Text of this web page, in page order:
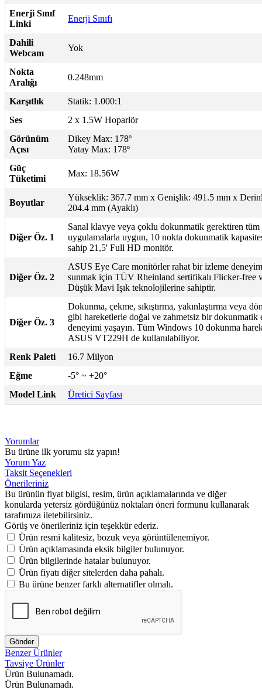
Enerji Sınıf
Linki
Enerji Sınıfı
Dahili
Webcam
Yok
Nokta
Aralığı
0.248mm
Karşıtlık
Statik: 1.000:1
Ses
2 x 1.5W Hoparlör
Görünüm
Açısı
Dikey Max: 178º
Yatay Max: 178º
Güç
Tüketimi
Max: 18.56W
Boyutlar
Yükseklik: 367.7 mm x Genişlik: 491.5 mm x
204.4 mm (Ayaklı)
Diğer Öz. 1
Sanal klavye veya çoklu dokunmatik gerektiren tüm
uygulamalarla uygun, 10 nokta dokunmatik
sahip 21,5' Full HD monitör.
Diğer Öz. 2
ASUS Eye Care monitörler rahat bir izleme
sunmak için TÜV Rheinland sertifikalı Flicker-free
Düşük Mavi Işık teknolojilerine sahiptir.
Diğer Öz. 3
Dokunma, çekme, sıkıştırma, yakınlaştırma veya
gibi hareketlerle doğal ve zahmetsiz bir dokunmatik
deneyimi yaşayın. Tüm Windows 10 dokunma
ASUS VT229H de kullanılabiliyor.
Renk Paleti
16.7 Milyon
Eğme
-5° ~ +20°
Model Link
Üretici Sayfası
Yorumlar
Bu ürüne ilk yorumu siz yapın!
Yorum Yaz
Taksit Seçenekleri
Önerileriniz
Bu ürünün fiyat bilgisi, resim, ürün açıklamalarında ve diğer
konularda yetersiz gördüğünüz noktaları öneri formunu kullanarak
tarafımıza iletebilirsiniz.
Görüş ve önerileriniz için teşekkür ederiz.
Ürün resmi kalitesiz, bozuk veya görüntülenemiyor.
Ürün açıklamasında eksik bilgiler bulunuyor.
Ürün bilgilerinde hatalar bulunuyor.
Ürün fiyatı diğer sitelerden daha pahalı.
Bu ürüne benzer farklı alternatifler olmalı.
Gönder
Benzer Ürünler
Tavsiye Ürünler
Ürün Bulunamadı.
Ürün Bulunamadı.